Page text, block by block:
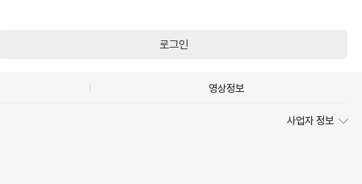
로그인
영상정보
사업자 정보